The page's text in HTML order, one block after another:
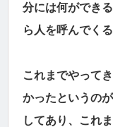
分には何ができ
ら人を呼んでく
これまでやって
かったというの
してあり、これ